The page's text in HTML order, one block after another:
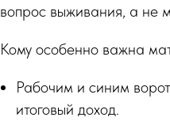
вопрос выживания, а не
Кому особенно важна
Рабочим и синим
итоговый доход.